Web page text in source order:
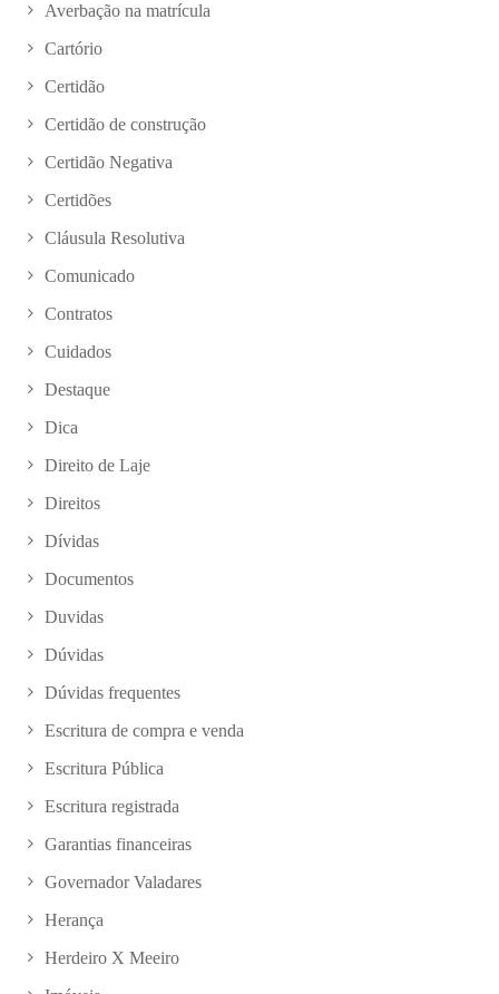
Averbação na matrícula
Cartório
Certidão
Certidão de construção
Certidão Negativa
Certidões
Cláusula Resolutiva
Comunicado
Contratos
Cuidados
Destaque
Dica
Direito de Laje
Direitos
Dívidas
Documentos
Duvidas
Dúvidas
Dúvidas frequentes
Escritura de compra e venda
Escritura Pública
Escritura registrada
Garantias financeiras
Governador Valadares
Herança
Herdeiro X Meeiro